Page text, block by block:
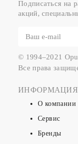
Подписаться на
акций,
© 1994–2021
Все права
ИНФОРМАЦИЯ
О компании
Сервис
Бренды